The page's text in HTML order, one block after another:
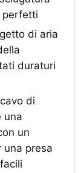
perfetti
di aria
duraturi
di
una
un
una presa